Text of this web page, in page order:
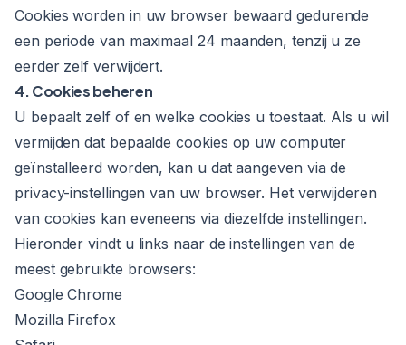
Cookies worden in uw browser bewaard gedurende
een periode van maximaal 24 maanden, tenzij u ze
eerder zelf verwijdert.
4. Cookies beheren
U bepaalt zelf of en welke cookies u toestaat. Als u wil
vermijden dat bepaalde cookies op uw computer
geïnstalleerd worden, kan u dat aangeven via de
privacy-instellingen van uw browser. Het verwijderen
van cookies kan eveneens via diezelfde instellingen.
Hieronder vindt u links naar de instellingen van de
meest gebruikte browsers:
Google Chrome
Mozilla Firefox